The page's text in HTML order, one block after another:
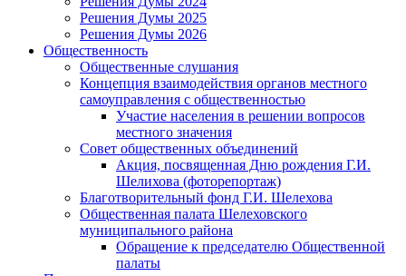
Решения Думы 2025
Решения Думы 2026
Общественность
Общественные слушания
Концепция взаимодействия органов местного
самоуправления с общественностью
Участие населения в решении вопросов
местного значения
Совет общественных объединений
Акция, посвященная Дню рождения Г.И.
Шелихова (фоторепортаж)
Благотворительный фонд Г.И. Шелехова
Общественная палата Шелеховского
муниципального района
Обращение к председателю Общественной
палаты